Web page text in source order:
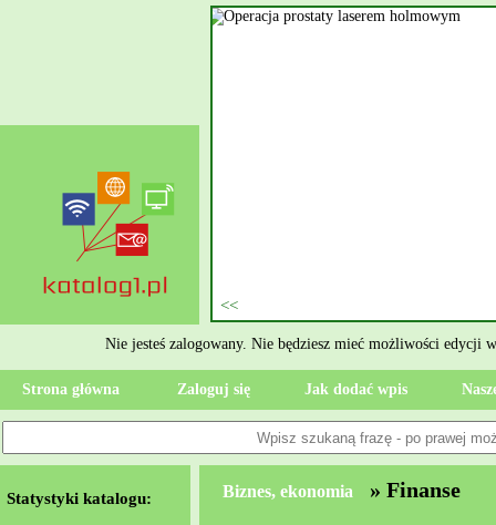
nerkowych. Kamienica
Specjalista realizuje się
stanu zdrowia, od razu
Nie jesteś zalogowany. Nie będziesz mieć możliwości edycji
Strona główna Zaloguj się Jak dodać wpis
Statystyki katalogu: Biznes, ekonomia » Finanse